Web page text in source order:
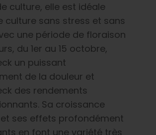
culture, elle est idéale
culture sans stress et sans
une période de floraison
du 1er au 15 octobre,
un puissant
de la douleur et
des rendements
Sa croissance
ses effets profondément
en font une variété très